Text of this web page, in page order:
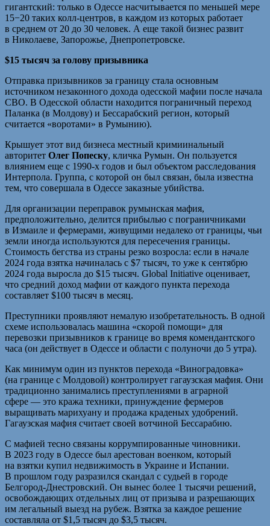
гигантский: только в Одессе насчитывается по меньшей мере
15−20 таких колл-центров, в каждом из которых работает
в среднем от 20 до 30 человек. А еще такой бизнес развит
в Николаеве, Запорожье, Днепропетровске.
$15 тысяч за голову призывника
Отправка призывников за границу стала основным
источником незаконного дохода одесской мафии после начала
СВО. В Одесской области находится пограничный переход
Паланка (в Молдову) и Бессарабский регион, который
считается «воротами» в Румынию).
Крышует этот вид бизнеса местный кримиинальный
авторитет Олег Попеску, кличка Румын. Он пользуется
влиянием еще с 1990-х годов и был объектом расследования
Интерпола. Группа, с которой он был связан, была известна
тем, что совершала в Одессе заказные убийства.
Для организации переправок румынская мафия,
предположительно, делится прибылью с пограничниками
в Измаиле и фермерами, живущими недалеко от границы, чьи
земли иногда используются для пересечения границы.
Стоимость бегства из страны резко возросла: если в начале
2024 года взятка начиналась с $7 тысяч, то уже к сентябрю
2024 года выросла до $15 тысяч. Global Initiative оценивает,
что средний доход мафии от каждого пункта перехода
составляет $100 тысяч в месяц.
Преступники проявляют немалую изобретательность. В одной
схеме использовалась машина «скорой помощи» для
перевозки призывников к границе во время комендантского
часа (он действует в Одессе и области с полуночи до 5 утра).
Как минимум один из пунктов перехода «Виноградовка»
(на границе с Молдовой) контролирует гагаузская мафия. Они
традиционно занимались преступлениями в аграрной
сфере — это кража техники, принуждение фермеров
выращивать марихуану и продажа краденых удобрений.
Гагаузская мафия считает своей вотчиной Бессарабию.
С мафией тесно связаны коррумпированные чиновники.
В 2023 году в Одессе был арестован военком, который
на взятки купил недвижимость в Украине и Испании.
В прошлом году разразился скандал с судьей в городе
Белгород-Днестровский. Он вынес более 1 тысячи решений,
освобождающих отдельных лиц от призыва и разрешающих
им легальный выезд на рубеж. Взятка за каждое решение
составляла от $1,5 тысяч до $3,5 тысяч.